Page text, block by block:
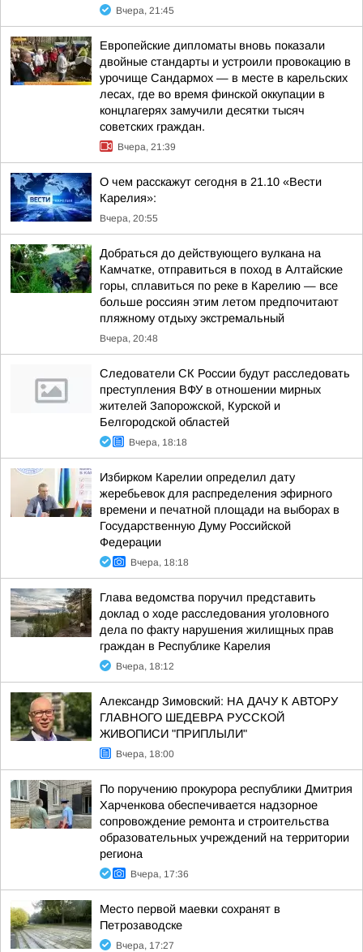
Вчера, 21:45
Европейские дипломаты вновь показали
двойные стандарты и устроили провокацию в
урочище Сандармох — в месте в карельских
лесах, где во время финской оккупации в
концлагерях замучили десятки тысяч
советских граждан.
Вчера, 21:39
О чем расскажут сегодня в 21.10 «Вести
Карелия»:
Вчера, 20:55
Добраться до действующего вулкана на
Камчатке, отправиться в поход в Алтайские
горы, сплавиться по реке в Карелию — все
больше россиян этим летом предпочитают
пляжному отдыху экстремальный
Вчера, 20:48
Следователи СК России будут расследовать
преступления ВФУ в отношении мирных
жителей Запорожской, Курской и
Белгородской областей
Вчера, 18:18
Избирком Карелии определил дату
жеребьевок для распределения эфирного
времени и печатной площади на выборах в
Государственную Думу Российской
Федерации
Вчера, 18:18
Глава ведомства поручил представить
доклад о ходе расследования уголовного
дела по факту нарушения жилищных прав
граждан в Республике Карелия
Вчера, 18:12
Александр Зимовский: НА ДАЧУ К АВТОРУ
ГЛАВНОГО ШЕДЕВРА РУССКОЙ
ЖИВОПИСИ "ПРИПЛЫЛИ"
Вчера, 18:00
По поручению прокурора республики Дмитрия
Харченкова обеспечивается надзорное
сопровождение ремонта и строительства
образовательных учреждений на территории
региона
Вчера, 17:36
Место первой маевки сохранят в
Петрозаводске
Вчера, 17:27